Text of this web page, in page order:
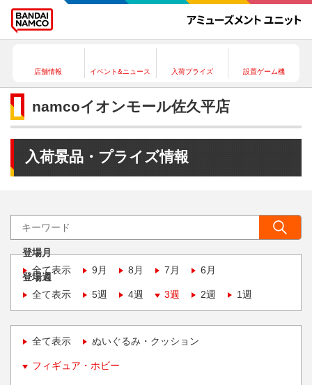
店舗情報 イベント&ニュース 入荷プライズ 設置ゲーム機
namcoイオンモール佐久平店
入荷景品・プライズ情報
登場月
全て表示
9月 8月 7月 6月
登場週
全て表示
5週 4週 3週 2週 1週
全て表示 ぬいぐるみ・クッション
フィギュア・ホビー